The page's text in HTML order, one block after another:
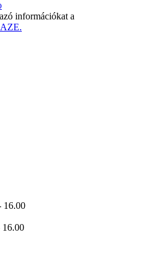
információkat a
16.00
16.00